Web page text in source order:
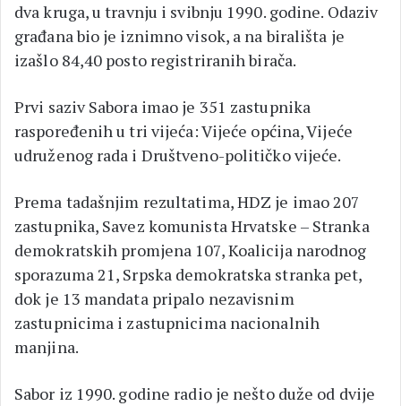
dva kruga, u travnju i svibnju 1990. godine. Odaziv
građana bio je iznimno visok, a na birališta je
izašlo 84,40 posto registriranih birača.
Prvi saziv Sabora imao je 351 zastupnika
raspoređenih u tri vijeća: Vijeće općina, Vijeće
udruženog rada i Društveno-političko vijeće.
Prema tadašnjim rezultatima, HDZ je imao 207
zastupnika, Savez komunista Hrvatske – Stranka
demokratskih promjena 107, Koalicija narodnog
sporazuma 21, Srpska demokratska stranka pet,
dok je 13 mandata pripalo nezavisnim
zastupnicima i zastupnicima nacionalnih
manjina.
Sabor iz 1990. godine radio je nešto duže od dvije